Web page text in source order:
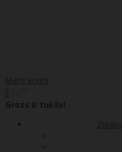
Mans konts
Grozs ir tukšs!